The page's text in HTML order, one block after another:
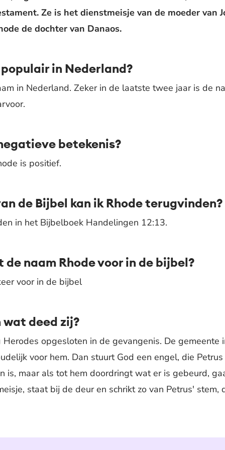
Ze is het dienstmeisje van de moeder van
de dochter van Danaos.
in Nederland?
in Nederland. Zeker in de laatste twee jaar is de
betekenis?
is positief.
de Bijbel kan ik Rhode terugvinden?
in het Bijbelboek Handelingen 12:13.
de naam Rhode voor in de bijbel?
voor in de bijbel
wat deed zij?
opgesloten in de gevangenis. De gemeente
voor hem. Dan stuurt God een engel, die
is, maar als tot hem doordringt wat er is gebeurd,
staat bij de deur en schrikt zo van Petrus' stem,